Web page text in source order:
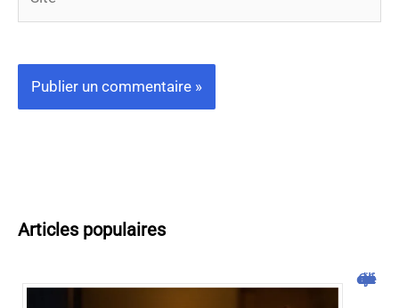
Articles populaires
Cliquojeux : découverte et avis